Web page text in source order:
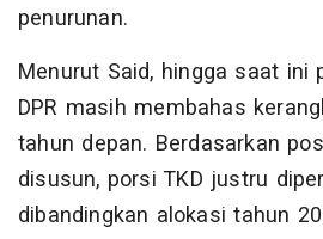
penurunan.
Menurut Said, hingga saat ini
DPR masih membahas
tahun depan. Berdasarkan
disusun, porsi TKD justru
dibandingkan alokasi tahun